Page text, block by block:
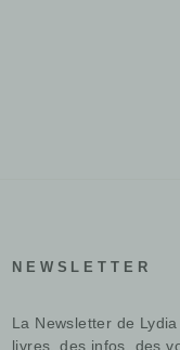
NEWSLETTER
La Newsletter de
livres, des infos, des